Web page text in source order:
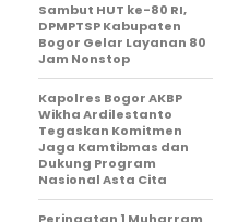
Sambut HUT ke-80 RI,
DPMPTSP Kabupaten
Bogor Gelar Layanan 80
Jam Nonstop
Kapolres Bogor AKBP
Wikha Ardilestanto
Tegaskan Komitmen
Jaga Kamtibmas dan
Dukung Program
Nasional Asta Cita